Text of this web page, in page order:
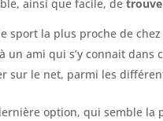
ainsi que facile, de
sport la plus proche de chez
un ami qui s’y connait
sur le net, parmi les
option, qui semble la